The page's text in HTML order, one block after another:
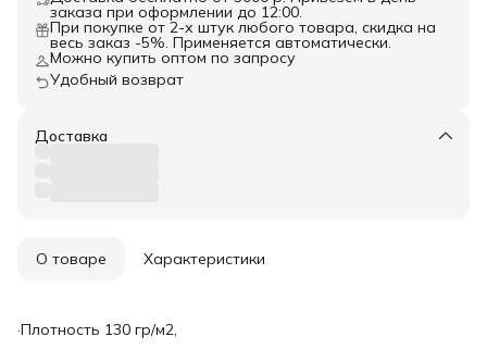
заказа при оформлении до 12:00.
При покупке от 2-х штук любого товара, скидка на
весь заказ -5%. Применяется автоматически.
Можно купить оптом по запросу
Удобный возврат
Доставка
О товаре Характеристики
·Плотность 130 гр/м2,